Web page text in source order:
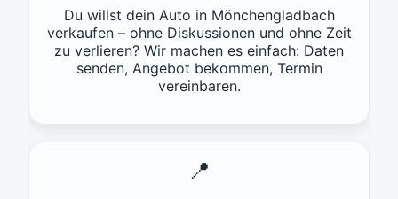
Du willst dein Auto in Mönchengladbach
verkaufen – ohne Diskussionen und ohne Zeit
zu verlieren? Wir machen es einfach: Daten
senden, Angebot bekommen, Termin
vereinbaren.
📍